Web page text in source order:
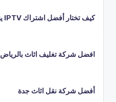
كيف تختار أفضل اشتراك IPTV يناسب احتياجاتك؟
افضل شركة تغليف اثاث بالرياض
أفضل شركة نقل اثاث جدة